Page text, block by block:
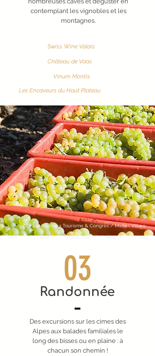
contemplant les vignobles et les
montagnes.
Swiss Wine Valais
Château de Vaas
Vinum Montis
Les Encaveurs du Haut Plateau
©Crans-Montana Tourisme & Congrès / Michel Villars
Randonnée
03
Des excursions sur les cimes des
Alpes aux balades familiales le
long des bisses ou en plaine : à
chacun son chemin !